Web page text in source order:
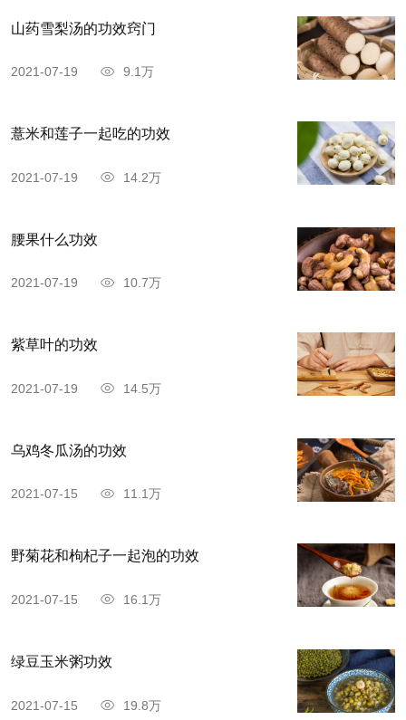
熬粥：加入适量皂角仁，淘净，温开水中侵泡
2---3小时，再与檽米、花生仁合煮为稀饭，放糖就
可以服用。
山药雪梨汤的功效窍门
2021-07-19 9.1万
薏米和莲子一起吃的功效
2021-07-19 14.2万
腰果什么功效
2021-07-19 10.7万
紫草叶的功效
2021-07-19 14.5万
乌鸡冬瓜汤的功效
2021-07-15 11.1万
野菊花和枸杞子一起泡的功效
2021-07-15 16.1万
绿豆玉米粥功效
2021-07-15 19.8万